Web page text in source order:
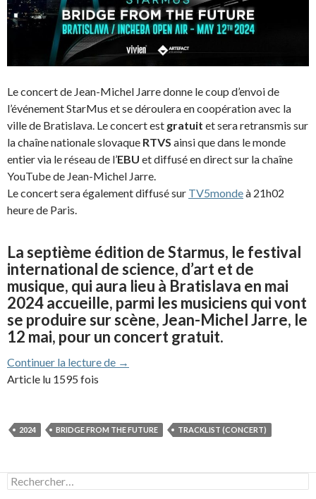
Le concert de Jean-Michel Jarre donne le coup d’envoi de
l’événement StarMus et se déroulera en coopération avec la
ville de Bratislava. Le concert est gratuit et sera retransmis sur
la chaîne nationale slovaque RTVS ainsi que dans le monde
entier via le réseau de l’EBU et diffusé en direct sur la chaîne
YouTube de Jean-Michel Jarre.
Le concert sera également diffusé sur TV5mondeà 21h02
heure de Paris.
La septième édition de Starmus, le festival
international de science, d’art et de
musique, qui aura lieu à Bratislava en mai
2024 accueille, parmi les musiciens qui vont
se produire sur scène, Jean-Michel Jarre, le
12 mai, pour un concert gratuit.
Continuer la lecture de JMJ en concert au festival StarMus à
→
Article lu 1595 fois
2024 BRIDGE FROM THE FUTURE TRACKLIST (CONCERT)
Rechercher :